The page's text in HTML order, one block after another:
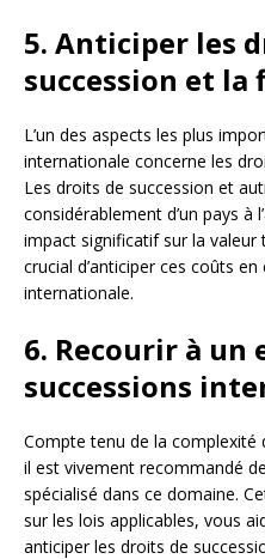
5. Anticiper les
succession et la
L’un des aspects les plus
internationale concerne les
Les droits de succession et
considérablement d’un pays à
impact significatif sur la valeur
crucial d’anticiper ces coûts
internationale.
6. Recourir à un
successions
Compte tenu de la complexité
il est vivement recommandé
spécialisé dans ce domaine.
sur les lois applicables, vous
anticiper les droits de